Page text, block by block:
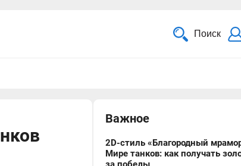
Поиск
Важное
2D-стиль «Благородный
Мире танков: как получать